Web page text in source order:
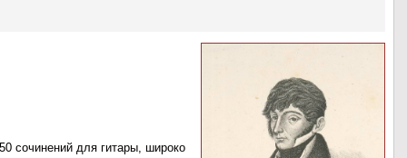
сочинений для гитары, широко